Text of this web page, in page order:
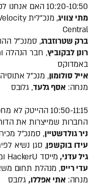
10:20-10:50 האם אנחנו לקראת משבר העסקה בהייטק?
מתי צוויג
Central
ברק שטרוזברג, סמנכ"ל
רונן לבקוביץ, חבר הנהלה
באמדוקס
אייל סולומון, מנכ"ל אתוסיה
מנחה:אסף גלעד, גלובס
10:50-11:15
החברות שמייצרות את
ניר גולדשטיין, סמנכ״ל
עידו בוקשפן, סגן נשיא
גיל עדני, מייסד HackerU ומנכ"ל קבוצת ThriveDX
עדי רייס, מנהלת תחום
מנחה:אתי אפללו,גלובס